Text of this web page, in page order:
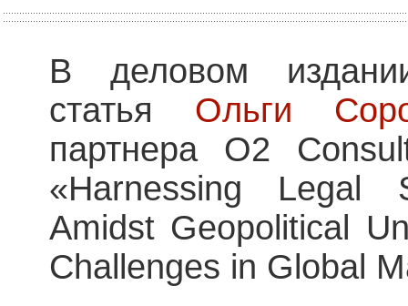
В деловом
статья Ольги
партнера O2
«Harnessing Legal
Amidst Geopolitical
Challenges in Global